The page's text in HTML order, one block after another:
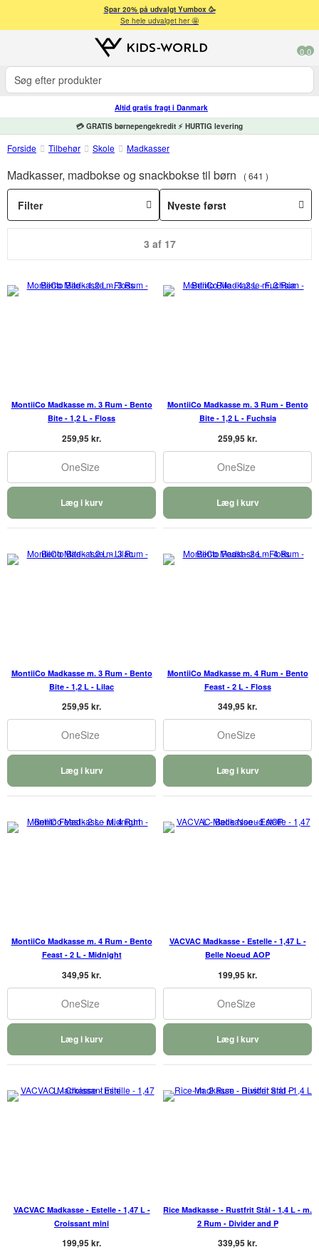
Spar 20% på udvalgt Yumbox 🥳
Se hele udvalget her 🤩
0 0
Altid gratis fragt i Danmark
💳 GRATIS børnepengekredit ⚡ HURTIG levering
Forside Tilbehør Skole Madkasser
Madkasser, madbokse og snackbokse til børn 641
Filter
3 af 17
MontiiCo Madkasse m. 3 Rum - Bento
Bite - 1,2 L - Floss
259,95 kr.
OneSize
Læg i kurv
MontiiCo Madkasse m. 3 Rum - Bento
Bite - 1,2 L - Fuchsia
259,95 kr.
OneSize
Læg i kurv
MontiiCo Madkasse m. 3 Rum - Bento
Bite - 1,2 L - Lilac
259,95 kr.
OneSize
Læg i kurv
MontiiCo Madkasse m. 4 Rum - Bento
Feast - 2 L - Floss
349,95 kr.
OneSize
Læg i kurv
MontiiCo Madkasse m. 4 Rum - Bento
Feast - 2 L - Midnight
349,95 kr.
OneSize
Læg i kurv
VACVAC Madkasse - Estelle - 1,47 L -
Belle Noeud AOP
199,95 kr.
OneSize
Læg i kurv
VACVAC Madkasse - Estelle - 1,47 L -
Croissant mini
199,95 kr.
Rice Madkasse - Rustfrit Stål - 1,4 L - m.
2 Rum - Divider and P
339,95 kr.